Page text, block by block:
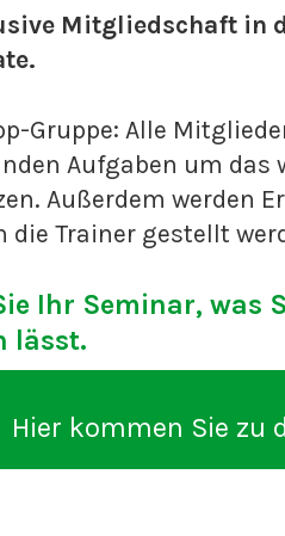
Mitgliedschaft in
Gruppe: Alle
Aufgaben um das
Außerdem werden
die Trainer gestellt
Ihr Seminar, was
lässt.
Hier kommen Sie zu